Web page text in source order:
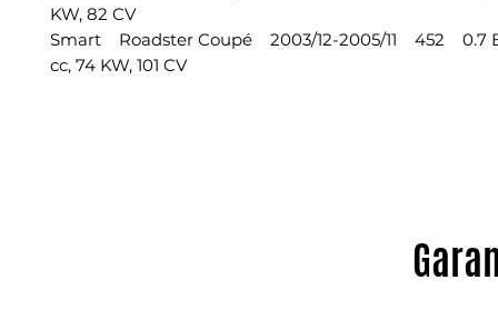
KW, 82 CV
Smart Roadster Coupé 2003/12-2005/11 452 0.7
cc, 74 KW, 101 CV